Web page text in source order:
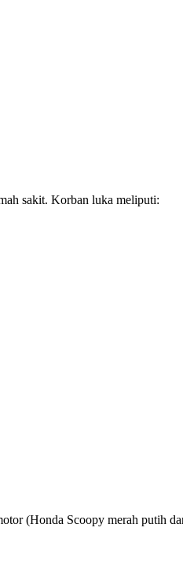
sakit. Korban luka meliputi:
(Honda Scoopy merah putih